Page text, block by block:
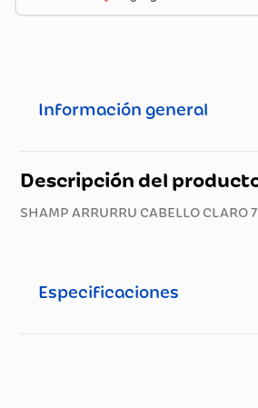
Información general
Descripción del
SHAMP ARRURRU CABELLO CLARO
Especificaciones